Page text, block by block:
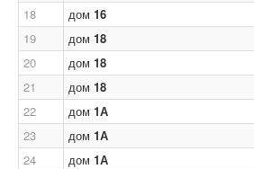
18
дом 16
19
дом 18
20
дом 18
21
дом 18
22
дом 1А
23
дом 1А
24
дом 1А